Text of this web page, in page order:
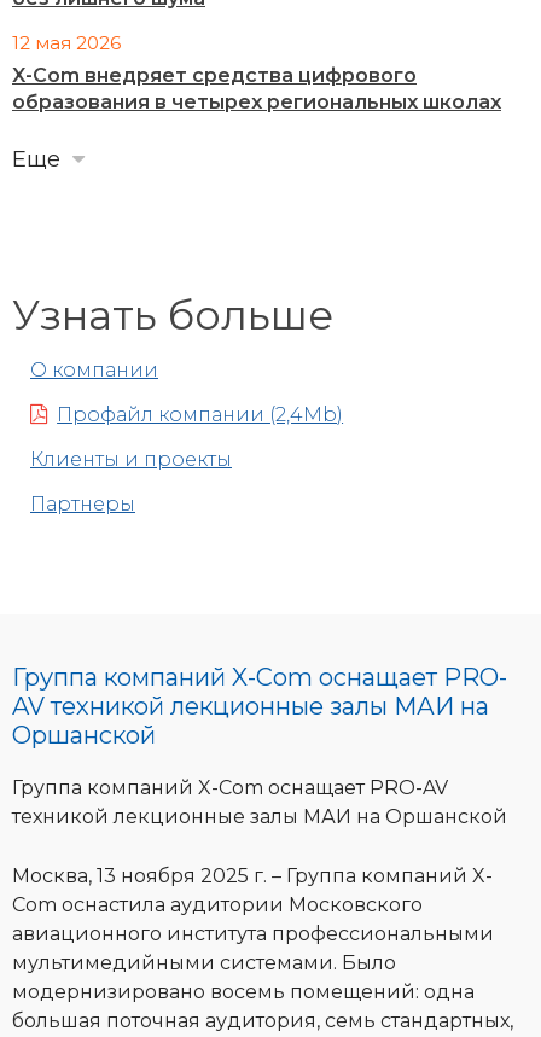
12 мая 2026
X-Com внедряет средства цифрового
образования в четырех региональных школах
Еще
Узнать больше
О компании
Профайл компании (2,4Mb)
Клиенты и проекты
Партнеры
Группа компаний X-Com оснащает PRO-
AV техникой лекционные залы МАИ на
Оршанской
Группа компаний X-Com оснащает PRO-AV
техникой лекционные залы МАИ на Оршанской
Москва, 13 ноября 2025 г. – Группа компаний X-
Com оснастила аудитории Московского
авиационного института профессиональными
мультимедийными системами. Было
модернизировано восемь помещений: одна
большая поточная аудитория, семь стандартных,